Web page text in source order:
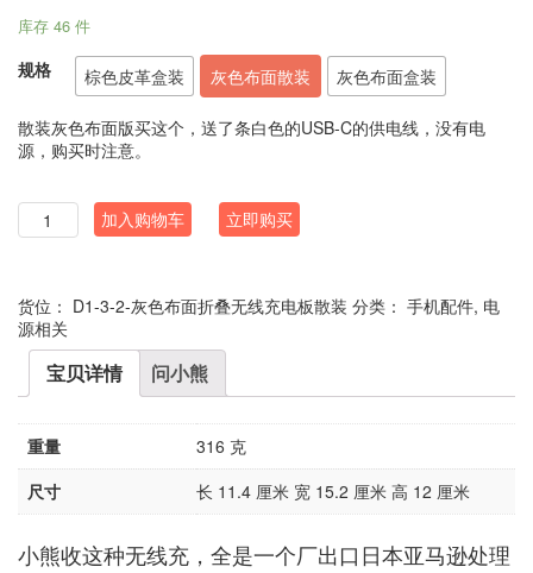
库存 46 件
规格 棕色皮革盒装 灰色布面散装 灰色布面盒装
散装灰色布面版买这个，送了条白色的USB-C的供电线，没有电
源，购买时注意。
数
量
加入购物车 立即购买
货位： D1-3-2-灰色布面折叠无线充电板散装 分类： 手机配件, 电
源相关
宝贝详情 问小熊
重量
316 克
尺寸
长 11.4 厘米 宽 15.2 厘米 高 12 厘米
小熊收这种无线充，全是一个厂出口日本亚马逊处理